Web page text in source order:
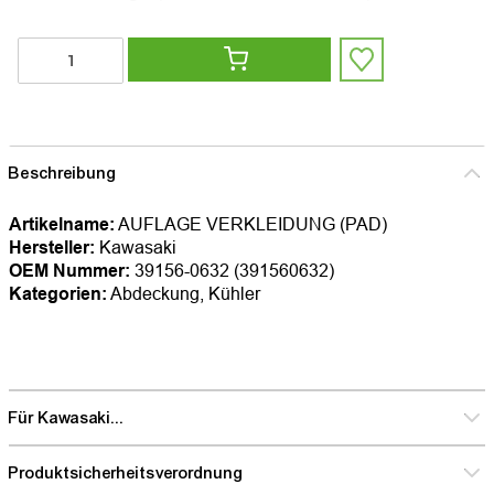
Beschreibung
Artikelname: AUFLAGE VERKLEIDUNG (PAD)
Hersteller: Kawasaki
OEM Nummer: 39156-0632 (391560632)
Kategorien: Abdeckung, Kühler
Für Kawasaki...
Produktsicherheitsverordnung